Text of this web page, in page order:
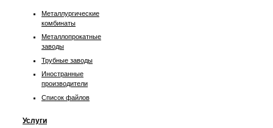
Металлургические
комбинаты
Металлопрокатные
заводы
Трубные заводы
Иностранные
производители
Список файлов
Услуги